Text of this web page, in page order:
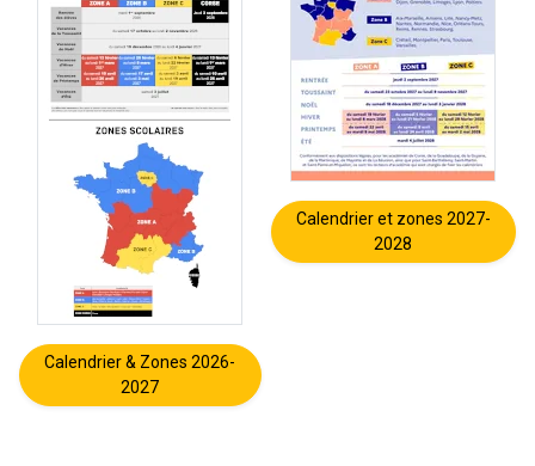
Calendrier & Zones 2026-
2027
Calendrier et zones 2027-
2028